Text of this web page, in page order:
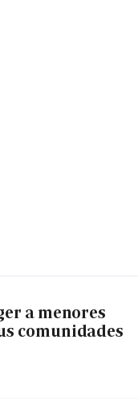
a menores
comunidades